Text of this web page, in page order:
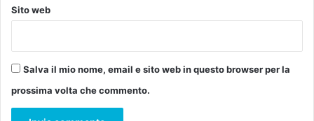
e
l
u
r
s
m
Sito web
Salva il mio nome, email e sito web in questo browser per la
prossima volta che commento.